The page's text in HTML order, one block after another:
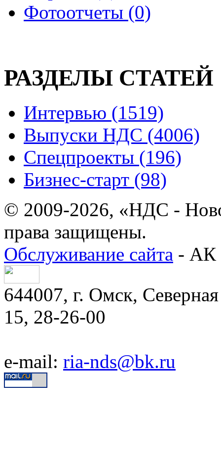
Фотоотчеты (0)
РАЗДЕЛЫ СТАТЕЙ
Интервью (1519)
Выпуски НДС (4006)
Спецпроекты (196)
Бизнес-старт (98)
© 2009-2026, «НДС -
права защищены.
Обслуживание сайта - АК
644007, г. Омск,
15, 28-26-00
e-mail: ria-nds@bk.ru